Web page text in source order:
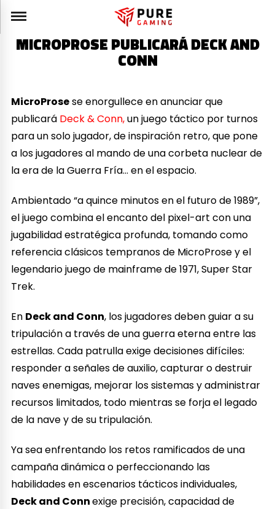
MICROPROSE PUBLICARÁ DECK AND
CONN
MicroProsese enorgullece en anunciar que
publicará Deck & Conn,un juego táctico por turnos
para un solo jugador, de inspiración retro, que pone
a los jugadores al mando de una corbeta nuclear de
la era de la Guerra Fría… en el espacio.
Ambientado “a quince minutos en el futuro de 1989”,
el juego combina el encanto del pixel-art con una
jugabilidad estratégica profunda, tomando como
referencia clásicos tempranos de MicroProse y el
legendario juego de mainframe de 1971, Super Star
Trek.
En Deck and Conn, los jugadores deben guiar a su
tripulación a través de una guerra eterna entre las
estrellas. Cada patrulla exige decisiones difíciles:
responder a señales de auxilio, capturar o destruir
naves enemigas, mejorar los sistemas y administrar
recursos limitados, todo mientras se forja el legado
de la nave y de su tripulación.
Ya sea enfrentando los retos ramificados de una
campaña dinámica o perfeccionando las
habilidades en escenarios tácticos individuales,
Deck and Connexige precisión, capacidad de